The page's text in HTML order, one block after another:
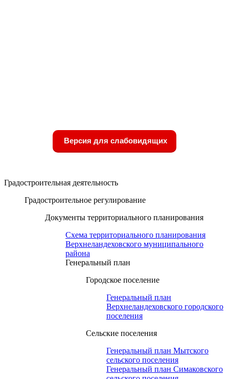
Версия для слабовидящих
Градостроительная деятельность
Градостроительное регулирование
Документы территориального планирования
Схема территориального планирования
Верхнеландеховского муниципального
района
Генеральный план
Городское поселение
Генеральный план
Верхнеландеховского городского
поселения
Сельские поселения
Генеральный план Мытского
сельского поселения
Генеральный план Симаковского